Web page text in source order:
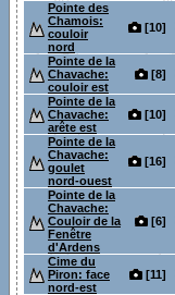
Pointe des
Chamois:
couloir
nord
[10]
Pointe de la
Chavache:
couloir est
[8]
Pointe de la
Chavache:
arête est
[10]
Pointe de la
Chavache:
goulet
nord-ouest
[16]
Pointe de la
Chavache:
Couloir de la
Fenêtre
d'Ardens
[6]
Cime du
Piron: face
nord-est
[11]